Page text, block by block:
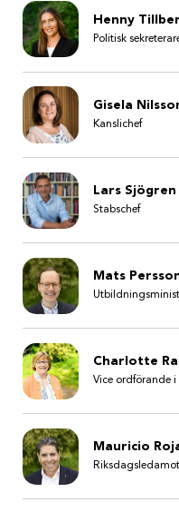
Henny
Politisk
Gisela
Kanslichef
Lars Sjögren
Stabschef
Mats
Charlotte
Vice ordförande i
Mauricio